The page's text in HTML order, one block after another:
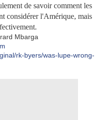
de savoir comment les
considérer l'Amérique, mais
Mbarga
rk-byers/was-lupe-wrong-